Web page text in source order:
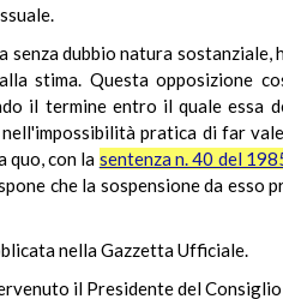
senza dubbio natura
stima. Questa opposizione
il termine entro il quale
pratica di far
quo, con la sentenza n. 40 del
che la sospensione da
nella Gazzetta Ufficiale.
il Presidente del